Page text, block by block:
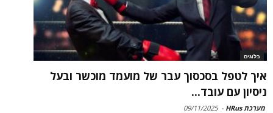
בלוגים
איך לטפל בסכסוך עבר של מועמד מוכשר ובעל
ניסיון עם עובד...
מערכת HRus -
09/11/2025